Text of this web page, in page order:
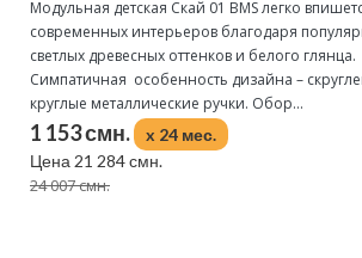
Модульная детская Скай 01 BMS легко
современных интерьеров благодаря
светлых древесных оттенков и белого глянца.
Симпатичная особенность дизайна –
круглые металлические ручки. Обор...
1 153 смн.
x 24 мес.
Цена 21 284 смн.
24 007 смн.